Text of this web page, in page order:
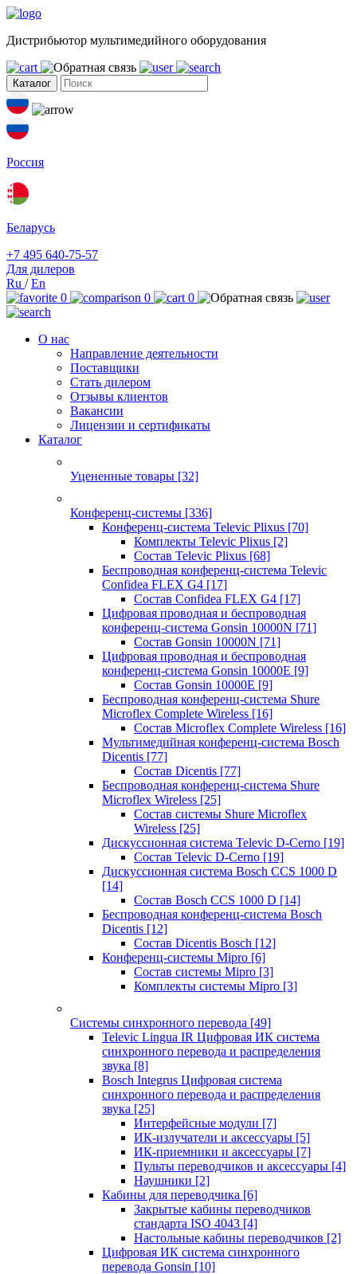
Дистрибьютор мультимедийного оборудования
Каталог
Россия
Беларусь
+7 495 640-75-57
Для дилеров
Ru /En
0
0 0
О нас
Направление деятельности
Поставщики
Стать дилером
Отзывы клиентов
Вакансии
Лицензии и сертификаты
Каталог
Уцененные товары [32]
Конференц-системы [336]
Конференц-система Televic Plixus [70]
Комплекты Televic Plixus [2]
Состав Televic Plixus [68]
Беспроводная конференц-система Televic
Confidea FLEX G4 [17]
Состав Confidea FLEX G4 [17]
Цифровая проводная и беспроводная
конференц-система Gonsin 10000N [71]
Состав Gonsin 10000N [71]
Цифровая проводная и беспроводная
конференц-система Gonsin 10000E [9]
Состав Gonsin 10000E [9]
Беспроводная конференц-система Shure
Microflex Complete Wireless [16]
Состав Microflex Complete Wireless [16]
Мультимедийная конференц-система Bosch
Dicentis [77]
Состав Dicentis [77]
Беспроводная конференц-система Shure
Microflex Wireless [25]
Состав системы Shure Microflex
Wireless [25]
Дискуссионная система Televic D-Cerno [19]
Состав Televic D-Cerno [19]
Дискуссионная система Bosch CCS 1000 D
[14]
Состав Bosch CCS 1000 D [14]
Беспроводная конференц-система Bosch
Dicentis [12]
Состав Dicentis Bosch [12]
Конференц-системы Mipro [6]
Состав системы Mipro [3]
Комплекты системы Mipro [3]
Системы синхронного перевода [49]
Televic Lingua IR Цифровая ИК система
синхронного перевода и распределения
звука [8]
Bosch Integrus Цифровая система
синхронного перевода и распределения
звука [25]
Интерфейсные модули [7]
ИК-излучатели и аксессуары [5]
ИК-приемники и аксессуары [7]
Пульты переводчиков и аксессуары [4]
Наушники [2]
Кабины для переводчика [6]
Закрытые кабины переводчиков
стандарта ISO 4043 [4]
Настольные кабины переводчиков [2]
Цифровая ИК система синхронного
перевода Gonsin [10]